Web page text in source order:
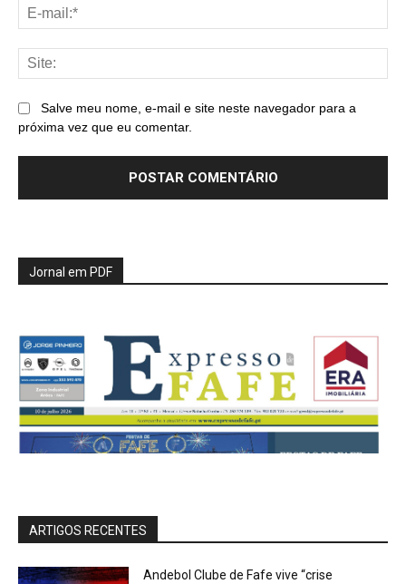
Salve meu nome, e-mail e site neste navegador para a
próxima vez que eu comentar.
Jornal em PDF
ARTIGOS RECENTES
Andebol Clube de Fafe vive “crise